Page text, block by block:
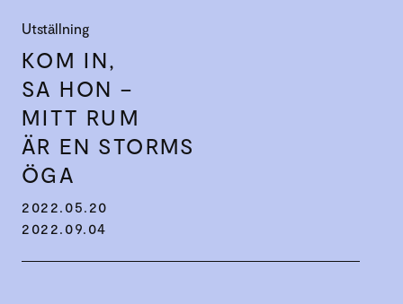
Utställning
KOM IN,
SA HON –
MITT RUM
ÄR EN STORMS
ÖGA
2022.05.20
2022.09.04